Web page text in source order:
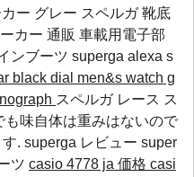
ー グレー スペルガ 靴底
カー 通販 車載用電子部
ンブーツ superga alexa s
black dial men&s watch g
スペルガ レース ス
味自体は重みはないので
. superga レビュー super
ツ casio 4778 ja 価格 casi